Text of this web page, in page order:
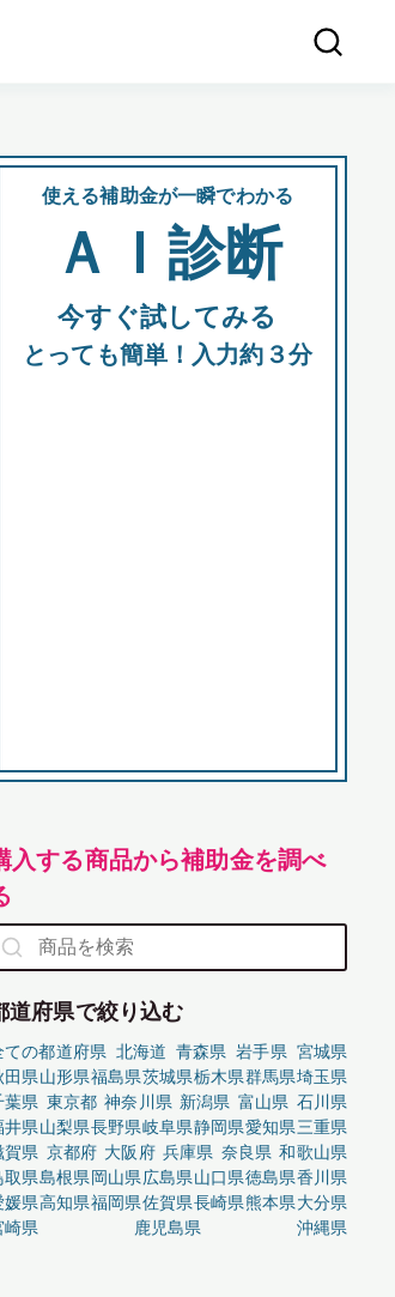
使える補助金が一瞬でわかる
ＡＩ診断
今すぐ試してみる
とっても簡単！入力約３分
入する商品から補助金を調べ
道府県で絞り込む
ての都道府県 北海道 青森県 岩手県 宮城県
田県山形県福島県茨城県栃木県群馬県埼玉県
葉県 東京都 神奈川県 新潟県 富山県 石川県
井県山梨県長野県岐阜県静岡県愛知県三重県
賀県 京都府 大阪府 兵庫県 奈良県 和歌山県
取県島根県岡山県広島県山口県徳島県香川県
媛県高知県福岡県佐賀県長崎県熊本県大分県
崎県
鹿児島県 沖縄県